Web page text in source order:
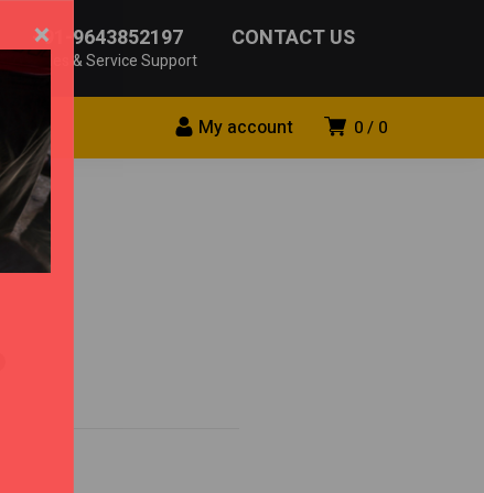
+91-9643852197
Sales & Service Support
CONTACT US
0 0
My account
×